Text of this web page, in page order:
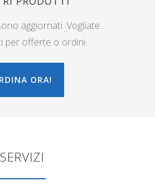
aggiornati. Vogliate
per offerte o ordini.
ORA!
SERVIZI